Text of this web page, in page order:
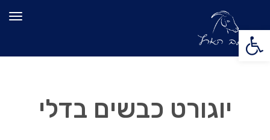
פתח סרגל נגישות
יוגורט כבשים בדלי